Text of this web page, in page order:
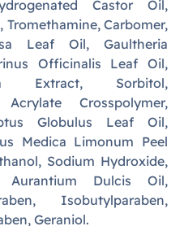
Castor Oil,
Carbomer,
Leaf Oil, Gaultheria
Officinalis Leaf Oil,
Extract, Sorbitol,
Crosspolymer,
Globulus Leaf Oil,
Medica Limonum Peel
Sodium Hydroxide,
Aurantium Dulcis Oil,
Isobutylparaben,
Geraniol.